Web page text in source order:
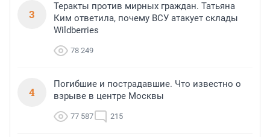
3
Теракты против мирных граждан. Татьяна
Ким ответила, почему ВСУ атакует склады
Wildberries
78 249
4
Погибшие и пострадавшие. Что известно о
взрыве в центре Москвы
77 587 215